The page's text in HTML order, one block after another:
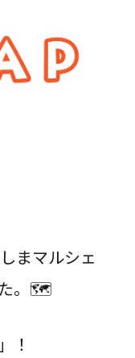
まマルシェ
た。🗺
！